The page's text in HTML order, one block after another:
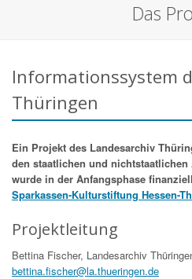
Das
Informationssystem
Thüringen
Ein Projekt des Landesarchiv
den staatlichen und
wurde in der Anfangsphase
Sparkassen-Kulturstiftung Hessen-
Projektleitung
Bettina Fischer, Landesarchiv
bettina.fischer@la.thueringen.de